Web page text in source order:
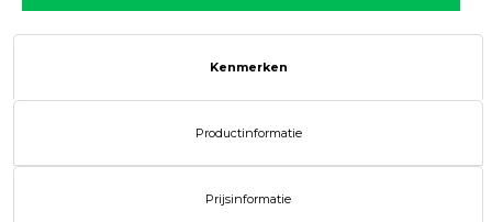
Kenmerken
Productinformatie
Prijsinformatie